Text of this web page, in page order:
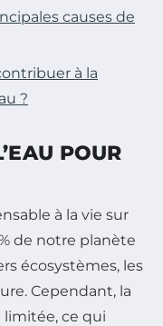
causes de
à la
?
POUR
à la vie sur
de notre planète
écosystèmes, les
Cependant, la
limitée, ce qui